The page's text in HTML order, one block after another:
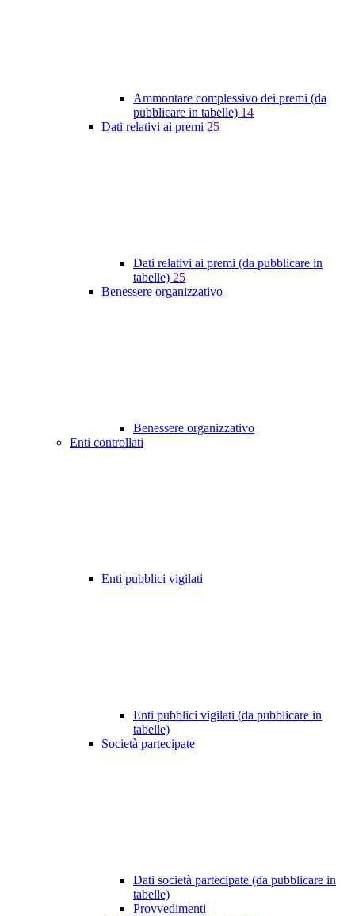
Ammontare complessivo dei premi (da
pubblicare in tabelle) 14
Dati relativi ai premi 25
Dati relativi ai premi (da pubblicare in
tabelle) 25
Benessere organizzativo
Benessere organizzativo
Enti controllati
Enti pubblici vigilati
Enti pubblici vigilati (da pubblicare in
tabelle)
Società partecipate
Dati società partecipate (da pubblicare in
tabelle)
Provvedimenti